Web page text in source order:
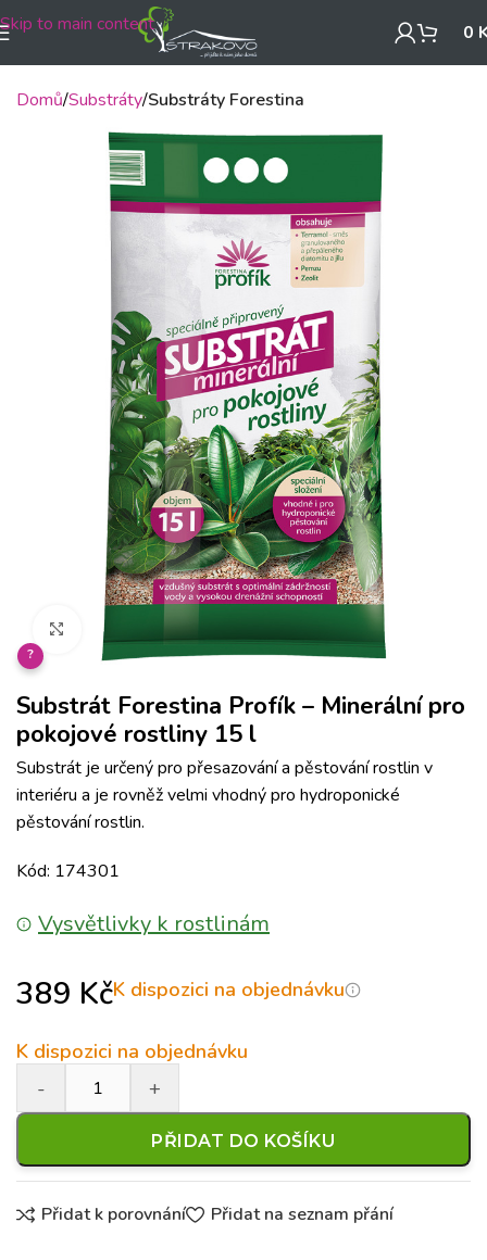
Skip to main content 0
Domů Substráty Substráty Forestina
Klikněte pro zvětšení
?
Substrát Forestina Profík – Minerální pro
pokojové rostliny 15 l
Substrát je určený pro přesazování a pěstování rostlin v
interiéru a je rovněž velmi vhodný pro hydroponické
pěstování rostlin.
Kód: 174301
Vysvětlivky k rostlinám
389 KčK dispozici na objednávku
K dispozici na objednávku
PŘIDAT DO KOŠÍKU
Přidat k porovnání Přidat na seznam přání